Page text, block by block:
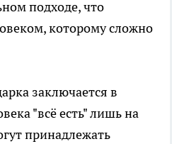
подходе, что
которому сложно
заключается в
"всё есть" лишь на
принадлежать